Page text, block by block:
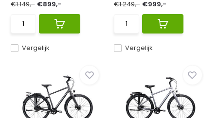
Vergelijk
€1.149,- €899,-
Vergelijk
€1.249,- €999,-